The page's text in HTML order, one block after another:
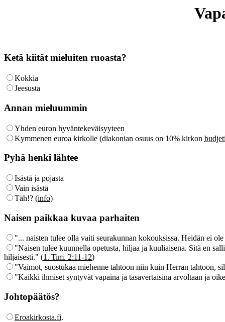
Ketä kiität mieluiten ruoasta?
Kokkia
Jeesusta
Annan mieluummin
Yhden euron hyväntekeväisyyteen
Kymmenen euroa kirkolle (diakonian osuus on 10% kirkon
Pyhä henki lähtee
Isästä ja pojasta
Vain isästä
Täh!? (info)
Naisen paikkaa kuvaa parhaiten
"... naisten tulee olla vaiti seurakunnan kokouksissa. Heidän ei
"Naisen tulee kuunnella opetusta, hiljaa ja kuuliaisena. Sitä en
hiljaisesti." (1. Tim. 2:11-12)
"Vaimot, suostukaa miehenne tahtoon niin kuin Herran tahtoon,
"Kaikki ihmiset syntyvät vapaina ja tasavertaisina arvoltaan ja
Johtopäätös?
Eroakirkosta.fi.